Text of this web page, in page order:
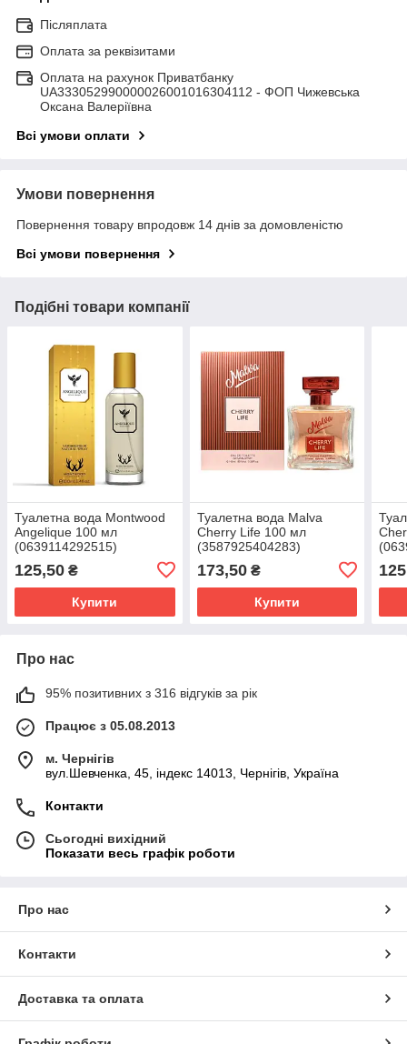
Післяплата
Оплата за реквізитами
Оплата на рахунок Приватбанку
UA333052990000026001016304112 - ФОП Чижевська
Оксана Валеріївна
Всі умови оплати
Умови повернення
Повернення товару впродовж 14 днів за домовленістю
Всі умови повернення
Подібні товари компанії
Туалетна вода Montwood
Angelique 100 мл
(0639114292515)
125,50 ₴
Купити
Туалетна вода Malva
Cherry Life 100 мл
(3587925404283)
173,50₴
Купити
Про нас
95% позитивних з 316 відгуків за рік
Працює з 05.08.2013
м. Чернігів
вул.Шевченка, 45, індекс 14013, Чернігів, Україна
Контакти
Сьогодні вихідний
Показати весь графік роботи
Про нас
Контакти
Доставка та оплата